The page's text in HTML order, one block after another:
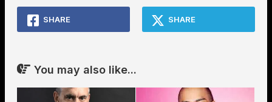
SHARE SHARE
You may also like...